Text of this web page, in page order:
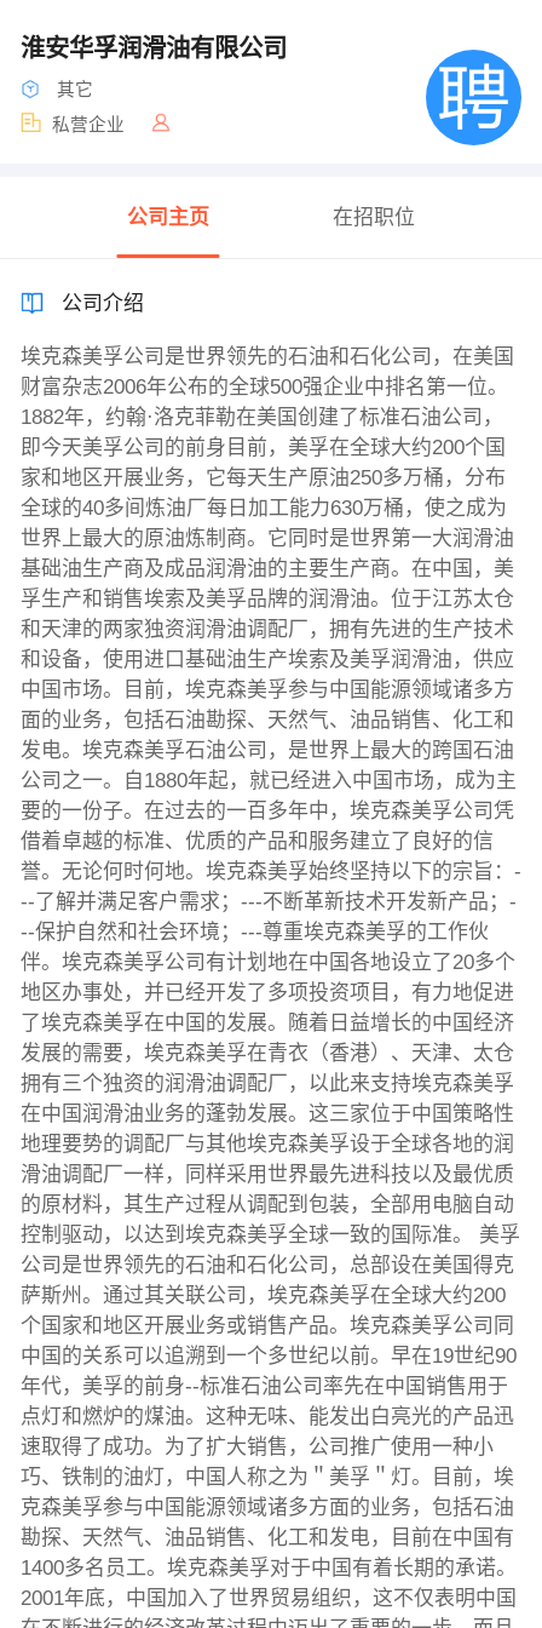
淮安华孚润滑油有限公司
其它
私营企业
公司主页 在招职位
公司介绍
埃克森美孚公司是世界领先的石油和石化公司，在美国
财富杂志2006年公布的全球500强企业中排名第一位。
1882年，约翰·洛克菲勒在美国创建了标准石油公司，
即今天美孚公司的前身目前，美孚在全球大约200个国
家和地区开展业务，它每天生产原油250多万桶，分布
全球的40多间炼油厂每日加工能力630万桶，使之成为
世界上最大的原油炼制商。它同时是世界第一大润滑油
基础油生产商及成品润滑油的主要生产商。在中国，美
孚生产和销售埃索及美孚品牌的润滑油。位于江苏太仓
和天津的两家独资润滑油调配厂，拥有先进的生产技术
和设备，使用进口基础油生产埃索及美孚润滑油，供应
中国市场。目前，埃克森美孚参与中国能源领域诸多方
面的业务，包括石油勘探、天然气、油品销售、化工和
发电。埃克森美孚石油公司，是世界上最大的跨国石油
公司之一。自1880年起，就已经进入中国市场，成为主
要的一份子。在过去的一百多年中，埃克森美孚公司凭
借着卓越的标准、优质的产品和服务建立了良好的信
誉。无论何时何地。埃克森美孚始终坚持以下的宗旨：-
--了解并满足客户需求；---不断革新技术开发新产品；-
--保护自然和社会环境；---尊重埃克森美孚的工作伙
伴。埃克森美孚公司有计划地在中国各地设立了20多个
地区办事处，并已经开发了多项投资项目，有力地促进
了埃克森美孚在中国的发展。随着日益增长的中国经济
发展的需要，埃克森美孚在青衣（香港）、天津、太仓
拥有三个独资的润滑油调配厂，以此来支持埃克森美孚
在中国润滑油业务的蓬勃发展。这三家位于中国策略性
地理要势的调配厂与其他埃克森美孚设于全球各地的润
滑油调配厂一样，同样采用世界最先进科技以及最优质
的原材料，其生产过程从调配到包装，全部用电脑自动
控制驱动，以达到埃克森美孚全球一致的国际准。 美孚
公司是世界领先的石油和石化公司，总部设在美国得克
萨斯州。通过其关联公司，埃克森美孚在全球大约200
个国家和地区开展业务或销售产品。埃克森美孚公司同
中国的关系可以追溯到一个多世纪以前。早在19世纪90
年代，美孚的前身--标准石油公司率先在中国销售用于
点灯和燃炉的煤油。这种无味、能发出白亮光的产品迅
速取得了成功。为了扩大销售，公司推广使用一种小
巧、铁制的油灯，中国人称之为＂美孚＂灯。目前，埃
克森美孚参与中国能源领域诸多方面的业务，包括石油
勘探、天然气、油品销售、化工和发电，目前在中国有
1400多名员工。埃克森美孚对于中国有着长期的承诺。
2001年底，中国加入了世界贸易组织，这不仅表明中国